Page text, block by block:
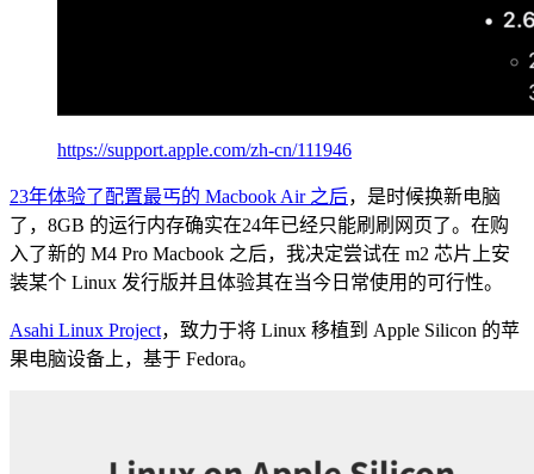
https://support.apple.com/zh-cn/111946
23年体验了配置最丐的 Macbook Air 之后，是时候换新电脑
了，8GB 的运行内存确实在24年已经只能刷刷网页了。在购
入了新的 M4 Pro Macbook 之后，我决定尝试在 m2 芯片上安
装某个 Linux 发行版并且体验其在当今日常使用的可行性。
Asahi Linux Project，致力于将 Linux 移植到 Apple Silicon 的苹
果电脑设备上，基于 Fedora。